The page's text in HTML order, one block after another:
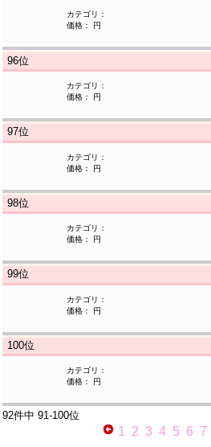
カテゴリ：
価格： 円
96位
カテゴリ：
価格： 円
97位
カテゴリ：
価格： 円
98位
カテゴリ：
価格： 円
99位
カテゴリ：
価格： 円
100位
カテゴリ：
価格： 円
92件中 91-100位
1 2 3 4 5 6 7